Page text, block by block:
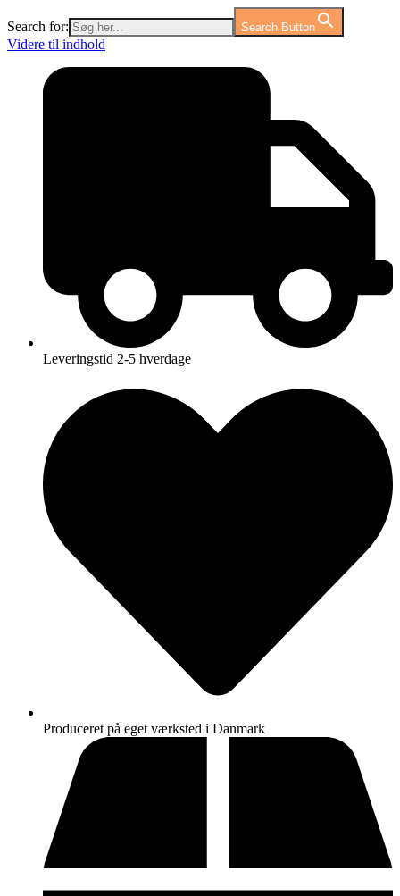
Search for: Search Button
Videre til indhold
Leveringstid 2-5 hverdage
Produceret på eget værksted i Danmark